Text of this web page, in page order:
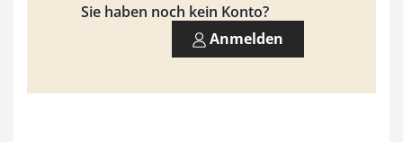
0
0
Sie haben noch kein Konto?
Anmelden